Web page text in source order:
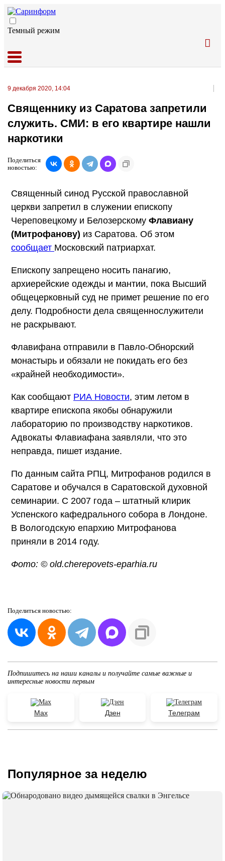
Темный режим
9 декабря 2020, 14:04
Священнику из Саратова запретили
служить. СМИ: в его квартире нашли
наркотики
Поделиться
новостью:
Священный синод Русской православной
церкви запретил в служении епископу
Череповецкому и Белозерскому Флавиану
(Митрофанову) из Саратова. Об этом
сообщает Московский патриархат.
Епископу запрещено носить панагию,
архиерейские одежды и мантии, пока Высший
общецерковный суд не примет решение по его
делу. Подробности дела священнослужители
не раскрывают.
Флавифана отправили в Павло-Обнорский
монастырь и обязали не покидать его без
«крайней необходимости».
Как сообщают РИА Новости, этим летом в
квартире епископа якобы обнаружили
лабораторию по производству наркотиков.
Адвокаты Флавиафана заявляли, что это
неправда, пишет издание.
По данным сайта РПЦ, Митрофанов родился в
Саратове и обучался в Саратовской духовной
семинарии. С 2007 года – штатный клирик
Успенского кафедрального собора в Лондоне.
В Вологодскую епархию Митрофанова
приняли в 2014 году.
Фото: © old.cherepovets-eparhia.ru
Поделиться новостью:
Подпишитесь на наши каналы и получайте самые важные и
интересные новости первым
Max Дзен Телеграм
Популярное за неделю